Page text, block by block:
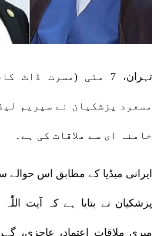
تہران، 7 مئی (مسرت
مسعود پزشکیان نے سپریم
خامنہ ای سے ملاقات کی ہے۔
ایرانی میڈیا کے مطابق اس
پزشکیان نے بتایا ہے کہ آیت
میری ملاقات اعتماد، عاجزی،